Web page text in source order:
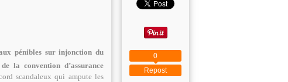
pénibles sur injonction du
la convention d’assurance
scandaleux qui ampute les
Repost
0